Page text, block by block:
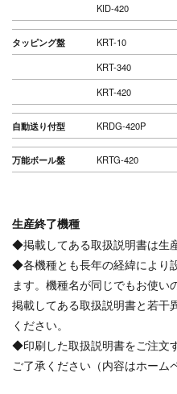
KID-420
タッピング盤 KRT-10
KRT-340
KRT-420
自動送り付型 KRDG-420P
万能ボール盤 KRTG-420
生産終了機種
◆掲載してある取扱説明書は生
◆各機種とも長年の経緯により
ます。機種名が同じでもお使い
掲載してある取扱説明書と若干
ください。
◆印刷した取扱説明書をご注文
ご了承ください（内容はホーム